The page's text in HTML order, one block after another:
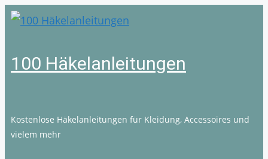
Zum
100 Häkelanleitungen
Kostenlose Häkelanleitungen für Kleidung, Accessoires und
vielem mehr